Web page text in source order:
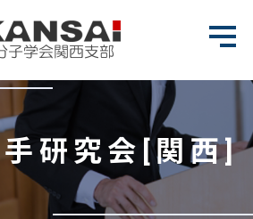
研究会[関西]